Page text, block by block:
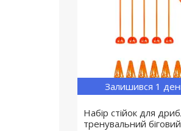
Залишився 1
Набір стійок для
тренувальний